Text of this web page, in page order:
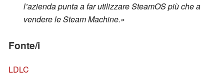
l’azienda punta a far utilizzare SteamOS più che a
vendere le Steam Machine.»
Fonte/i
LDLC